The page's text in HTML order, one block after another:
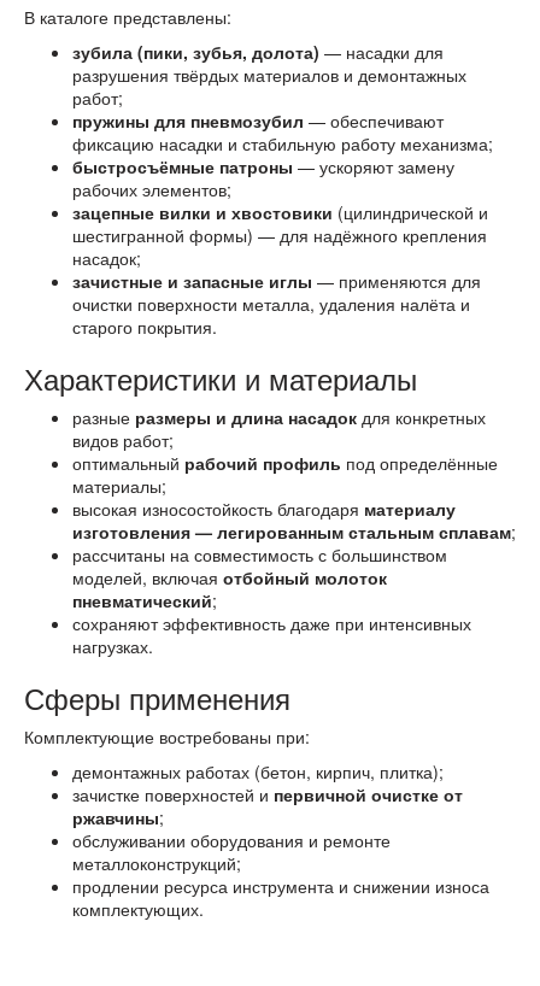
В каталоге представлены:
зубила (пики, зубья, долота) — насадки для
разрушения твёрдых материалов и демонтажных
работ;
пружины для пневмозубил — обеспечивают
фиксацию насадки и стабильную работу механизма;
быстросъёмные патроны — ускоряют замену
рабочих элементов;
зацепные вилки и хвостовики (цилиндрической и
шестигранной формы) — для надёжного крепления
насадок;
зачистные и запасные иглы — применяются для
очистки поверхности металла, удаления налёта и
старого покрытия.
Характеристики и материалы
разные размеры и длина насадок для конкретных
видов работ;
оптимальный рабочий профиль под определённые
материалы;
высокая износостойкость благодаря материалу
изготовления — легированным стальным сплавам;
рассчитаны на совместимость с большинством
моделей, включая отбойный молоток
пневматический;
сохраняют эффективность даже при интенсивных
нагрузках.
Сферы применения
Комплектующие востребованы при:
демонтажных работах (бетон, кирпич, плитка);
зачистке поверхностей и первичной очистке от
ржавчины;
обслуживании оборудования и ремонте
металлоконструкций;
продлении ресурса инструмента и снижении износа
комплектующих.